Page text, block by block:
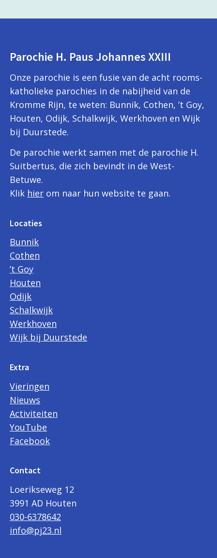
Parochie H. Paus Johannes XXIII
Onze parochie is een fusie van de acht rooms-
katholieke parochies in de nabijheid van de
Kromme Rijn, te weten: Bunnik, Cothen, ’t Goy,
Houten, Odijk, Schalkwijk, Werkhoven en Wijk
bij Duurstede.
De parochie werkt samen met de parochie H.
Suitbertus, die zich bevindt in de West-
Betuwe.
Klik hier om naar hun website te gaan.
Locaties
Bunnik
Cothen
’t Goy
Houten
Odijk
Schalkwijk
Werkhoven
Wijk bij Duurstede
Extra
Vieringen
Nieuws
Activiteiten
YouTube
Facebook
Contact
Loerikseweg 12
3991 AD Houten
030-6378642
info@pj23.nl